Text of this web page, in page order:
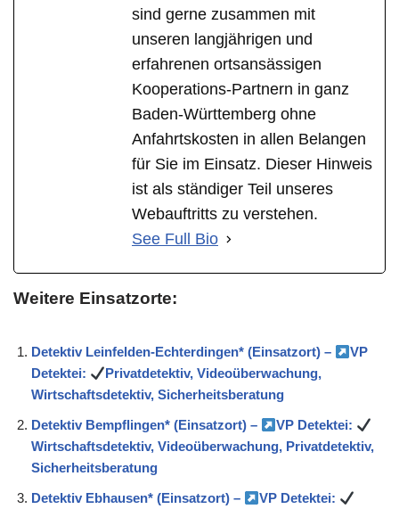
sind gerne zusammen mit
unseren langjährigen und
erfahrenen ortsansässigen
Kooperations-Partnern in ganz
Baden-Württemberg ohne
Anfahrtskosten in allen Belangen
für Sie im Einsatz. Dieser Hinweis
ist als ständiger Teil unseres
Webauftritts zu verstehen.
See Full Bio
Weitere Einsatzorte:
Detektiv Leinfelden-Echterdingen* (Einsatzort) –
VP
Detektei:
Privatdetektiv, Videoüberwachung,
Wirtschaftsdetektiv, Sicherheitsberatung
Detektiv Bempflingen* (Einsatzort) –
VP Detektei:
Wirtschaftsdetektiv, Videoüberwachung, Privatdetektiv,
Sicherheitsberatung
Detektiv Ebhausen* (Einsatzort) –
VP Detektei: